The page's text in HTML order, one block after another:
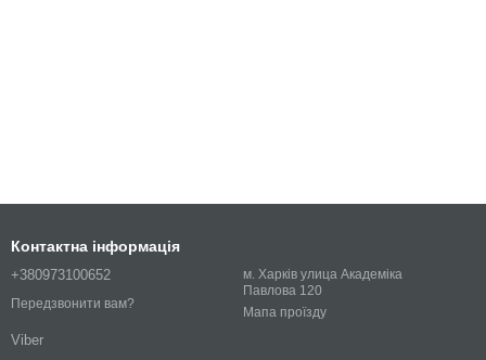
Контактна інформація
+380973100652
Передзвонити вам?
Viber
м. Харків улица Академіка
Павлова 120
Мапа проїзду